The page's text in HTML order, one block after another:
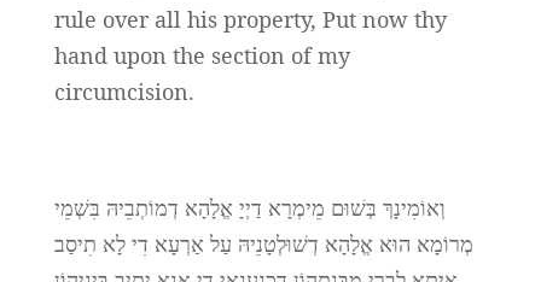
rule over all his property, Put now thy
hand upon the section of my
circumcision.
וְאוֹמִינָךְ בְּשׁוּם מֵימְרָא דַיְיָ אֱלָהָא דְמוֹתְבֵיהּ בִּשְׁמֵי
מְרוֹמָא הוּא אֱלָהָא דְשׁוּלְטָנֵיהּ עַל אַרְעָא דִי לָא תִיסַב